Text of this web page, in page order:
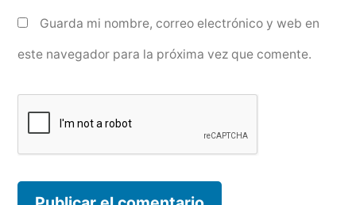
Guarda mi nombre, correo electrónico y web en
este navegador para la próxima vez que comente.